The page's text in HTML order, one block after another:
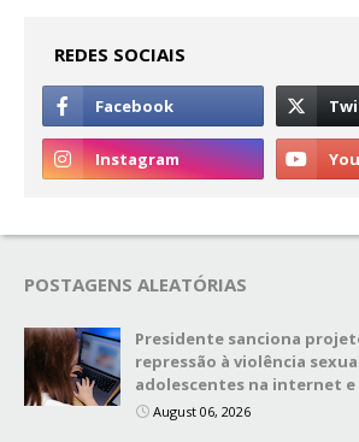
REDES SOCIAIS
POSTAGENS ALEATÓRIAS
Presidente sanciona
repressão à violência
adolescentes na internet e
August 06, 2026